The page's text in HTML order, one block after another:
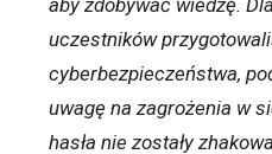
aby zdobywać wiedzę.
uczestników
cyberbezpieczeństwa,
uwagę na zagrożenia w
hasła nie zostały